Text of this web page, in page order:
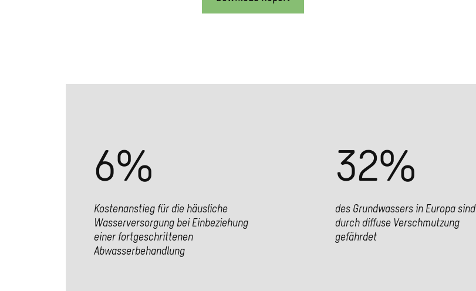
6%
Kostenanstieg für die häusliche
Wasserversorgung bei Einbeziehung
einer fortgeschrittenen
Abwasserbehandlung
32%
des Grundwassers in Europa sind
durch diffuse Verschmutzung
gefährdet